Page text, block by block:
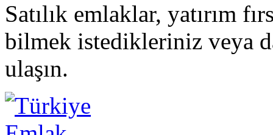
Satılık emlaklar, yatırım
bilmek istedikleriniz veya
ulaşın.